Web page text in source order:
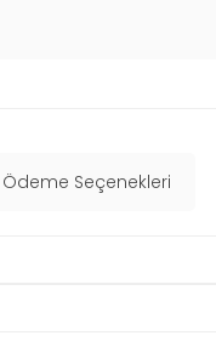
Ödeme Seçenekleri